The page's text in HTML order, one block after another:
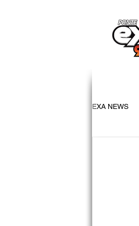
EXA NEWS